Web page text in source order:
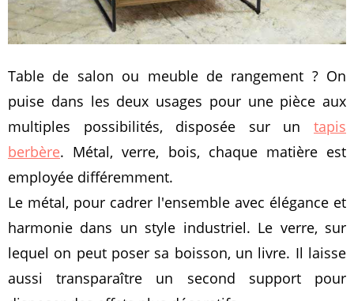
Table de salon ou meuble de rangement ? On
puise dans les deux usages pour une pièce aux
multiples possibilités, disposée sur un tapis
berbère. Métal, verre, bois, chaque matière est
employée différemment.
Le métal, pour cadrer l'ensemble avec élégance et
harmonie dans un style industriel. Le verre, sur
lequel on peut poser sa boisson, un livre. Il laisse
aussi transparaître un second support pour